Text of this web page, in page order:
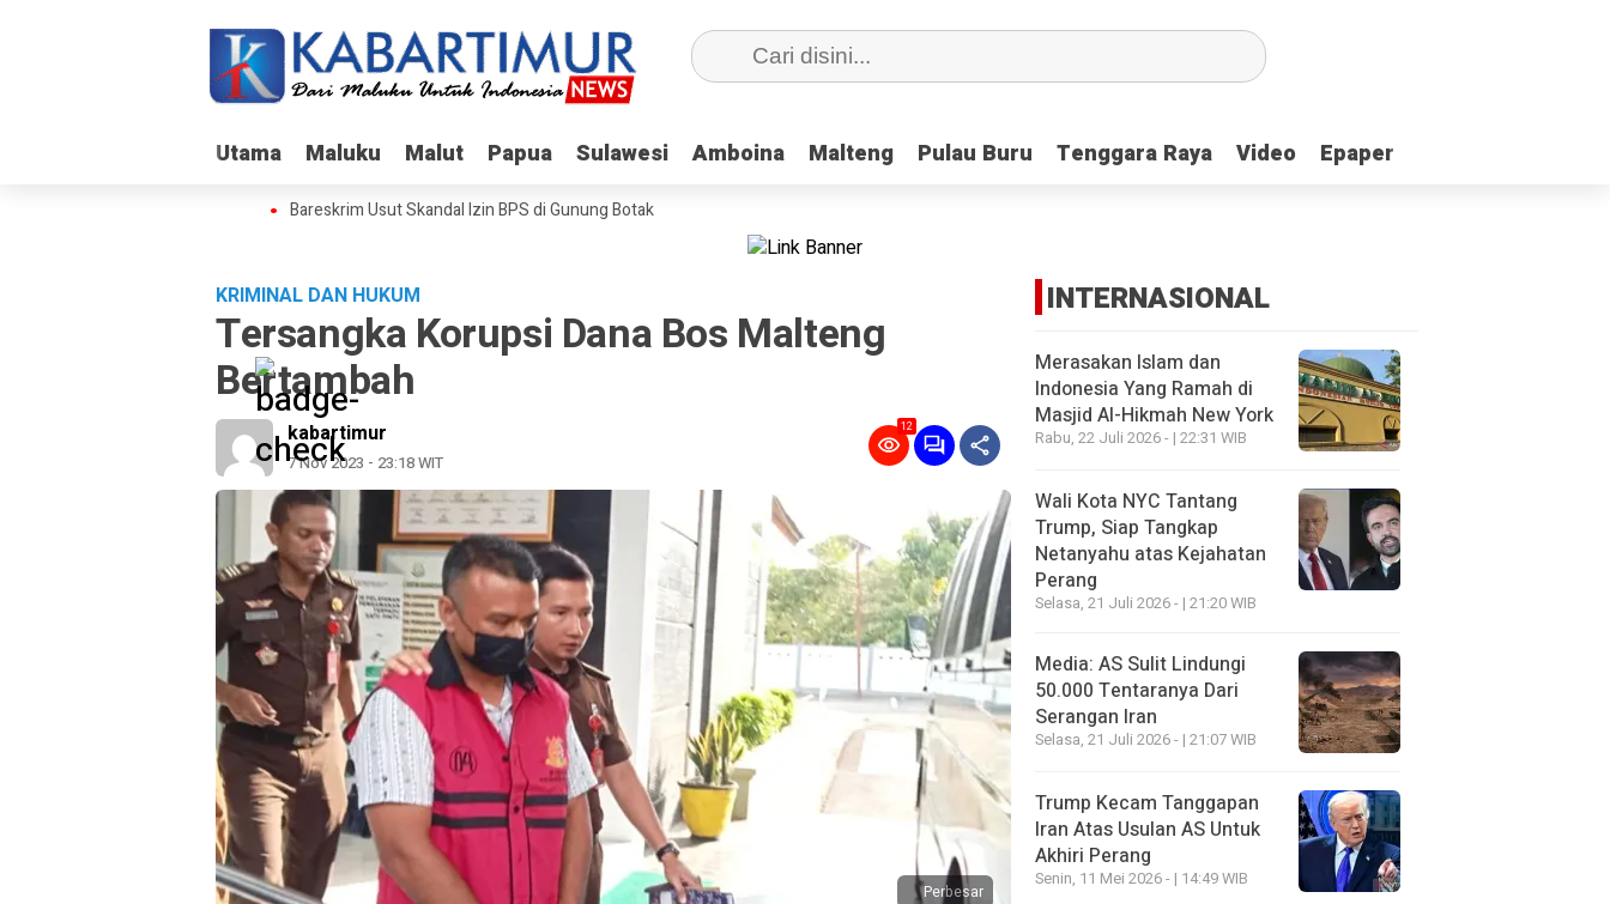
Utama Maluku Malut Papua Sulawesi Amboina Malteng Pulau Buru Tenggara Raya Video Epaper
Utama Maluku Malut Papua Sulawesi Amboina Malteng Pulau Buru Tenggara Raya Video Epaper
Bareskrim Usut Skandal Izin BPS di Gunung Botak
KRIMINAL DAN HUKUM
Tersangka Korupsi Dana Bos Malteng
Bertambah
kabartimur
7 Nov 2023 - 23:18 WIT
12
Perbesar
INTERNASIONAL
Merasakan Islam dan
Indonesia Yang Ramah di
Masjid Al-Hikmah New York
Rabu, 22 Juli 2026 - | 22:31 WIB
Wali Kota NYC Tantang
Trump, Siap Tangkap
Netanyahu atas Kejahatan
Perang
Selasa, 21 Juli 2026 - | 21:20 WIB
Media: AS Sulit Lindungi
50.000 Tentaranya Dari
Serangan Iran
Selasa, 21 Juli 2026 - | 21:07 WIB
Trump Kecam Tanggapan
Iran Atas Usulan AS Untuk
Akhiri Perang
Senin, 11 Mei 2026 - | 14:49 WIB